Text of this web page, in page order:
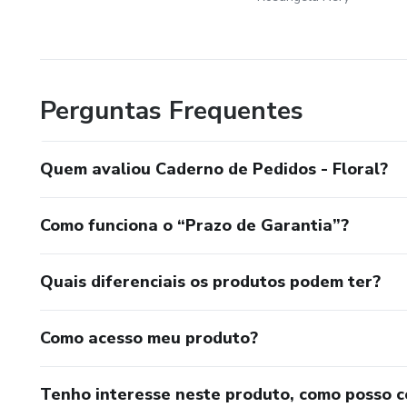
Perguntas Frequentes
Quem avaliou Caderno de Pedidos - Floral?
Como funciona o “Prazo de Garantia”?
Quais diferenciais os produtos podem ter?
Como acesso meu produto?
Tenho interesse neste produto, como posso